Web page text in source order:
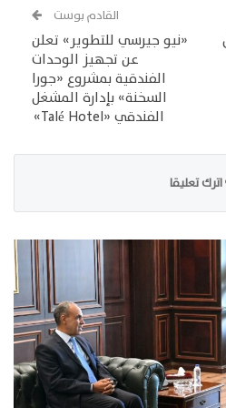
القادم بوست
«نيو جيرسي للتطوير» تعلن
عن تجهيز الوحدات
الفندقية بمشروع «جورا
السخنة» بإدارة المشغل
الفندقي «Talé Hotel»
اترك تعليقا